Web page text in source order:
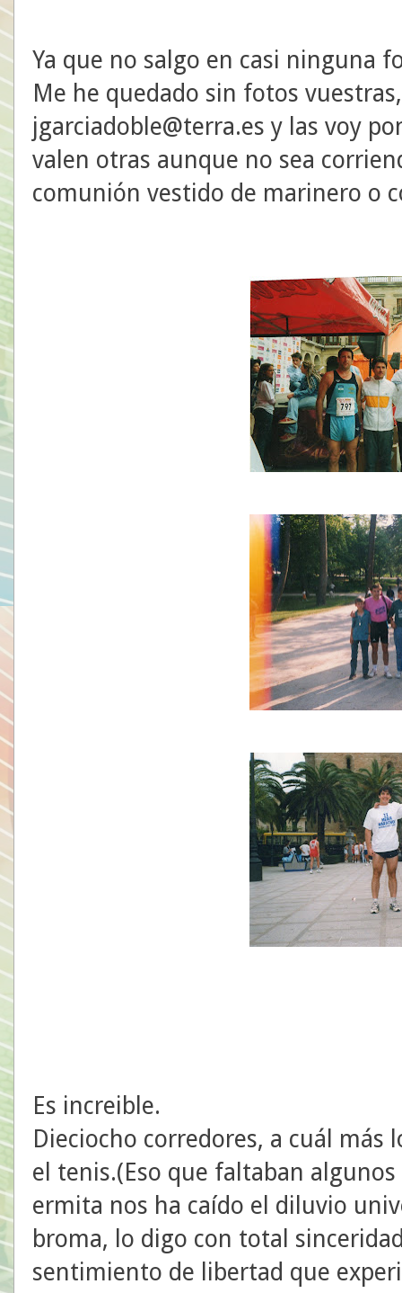
Ya que no salgo en casi ninguna
Me he quedado sin fotos
jgarciadoble@terra.es y las voy
valen otras aunque no sea
comunión vestido de marinero o
Es increible.
Dieciocho corredores, a cuál más
el tenis.(Eso que faltaban
ermita nos ha caído el diluvio
broma, lo digo con total
sentimiento de libertad que